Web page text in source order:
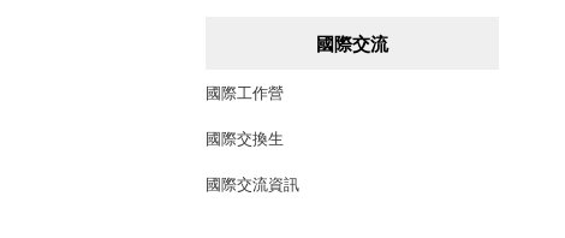
國際交流
國際工作營
國際交換生
國際交流資訊